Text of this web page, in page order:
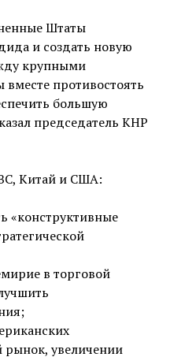
Штаты
и создать новую
крупными
противостоять
большую
председатель КНР
Китай и США:
«конструктивные
в торговой
рынок, увеличении